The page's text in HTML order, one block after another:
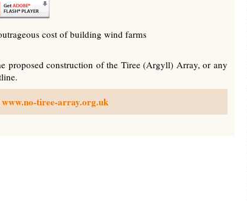
cost of building wind farms
proposed construction of the Tiree (Argyll) Array, or any
www.no-tiree-array.org.uk